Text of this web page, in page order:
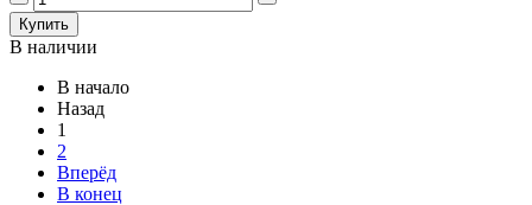
В наличии
В начало
Назад
1
2
Вперёд
В конец